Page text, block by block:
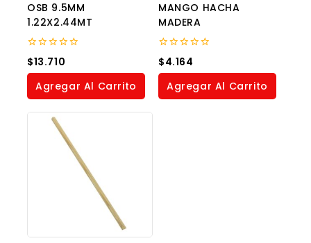
OSB 9.5MM
1.22X2.44MT
0
out
of
$13.710
Agregar Al Carrito
MANGO HACHA
MADERA
0
out
of
$4.164
Agregar Al Carrito